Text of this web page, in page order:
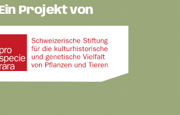
Ein Projekt von